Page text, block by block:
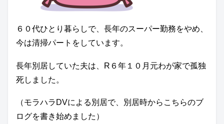
６０代ひとり暮らしで、長年のスーパー勤務をやめ、
今は清掃パートをしています。
長年別居していた夫は、R６年１０月元わが家で孤独
死しました。
（モラハラDVによる別居で、別居時からこちらのブ
ログを書き始めました）